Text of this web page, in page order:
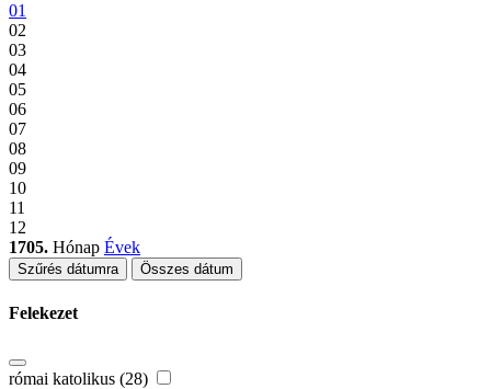
01
02
03
04
05
06
07
08
09
10
11
12
1705. Hónap Évek
Szűrés dátumra Összes dátum
Felekezet
római katolikus (28)